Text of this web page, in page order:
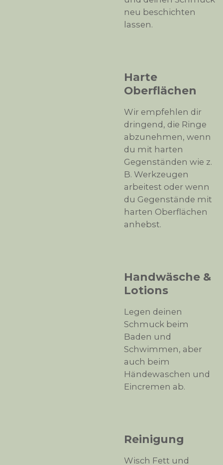
neu beschichten
lassen.
Harte
Oberflächen
Wir empfehlen dir
dringend, die Ringe
abzunehmen, wenn
du mit harten
Gegenständen wie z.
B. Werkzeugen
arbeitest oder wenn
du Gegenstände mit
harten Oberflächen
anhebst.
Handwäsche &
Lotions
Legen deinen
Schmuck beim
Baden und
Schwimmen, aber
auch beim
Händewaschen und
Eincremen ab.
Reinigung
Wisch Fett und